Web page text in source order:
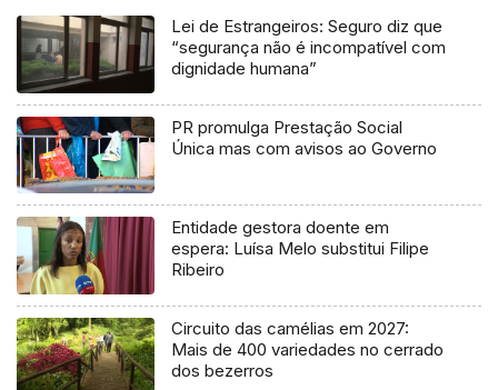
Lei de Estrangeiros: Seguro diz que
“segurança não é incompatível com
dignidade humana”
PR promulga Prestação Social
Única mas com avisos ao Governo
Entidade gestora doente em
espera: Luísa Melo substitui Filipe
Ribeiro
Circuito das camélias em 2027:
Mais de 400 variedades no cerrado
dos bezerros